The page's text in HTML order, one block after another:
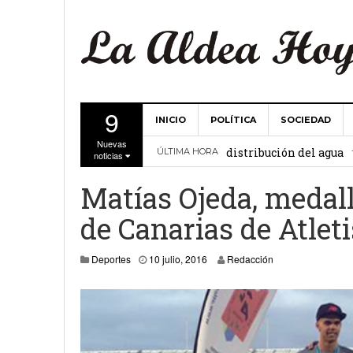
9
Nuevas
noticias
INICIO POLÍTICA SOCIEDAD
ÚLTIMA HORA
La Comunidad de
distribución del agua
Valencia 27 febrero,
Gobierno de Canarias
15 febrero, 2024
La Comunidad de
19 diciembre, 2023
Víctor Hernández
Matías Ojeda,
de Canarias de
Deportes 10 julio, 2016 Redacción